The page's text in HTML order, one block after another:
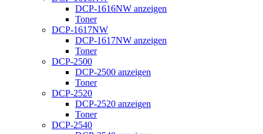
DCP-1616NW anzeigen
Toner
DCP-1617NW
DCP-1617NW anzeigen
Toner
DCP-2500
DCP-2500 anzeigen
Toner
DCP-2520
DCP-2520 anzeigen
Toner
DCP-2540